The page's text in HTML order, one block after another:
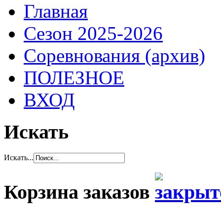
Главная
Сезон 2025-2026
Соревнования (архив)
ПОЛЕЗНОЕ
ВХОД
Искать
Искать...
Корзина заказов